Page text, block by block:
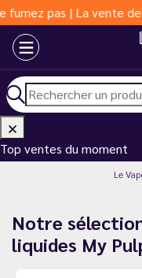
de produits du
Top ventes du moment
Le
Notre
liquides My